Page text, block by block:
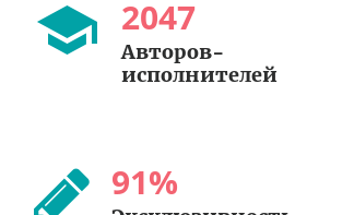
2047
Авторов-
исполнителей
91%